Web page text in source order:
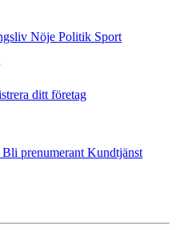
Nöje Politik Sport
ditt företag
Bli prenumerant Kundtjänst